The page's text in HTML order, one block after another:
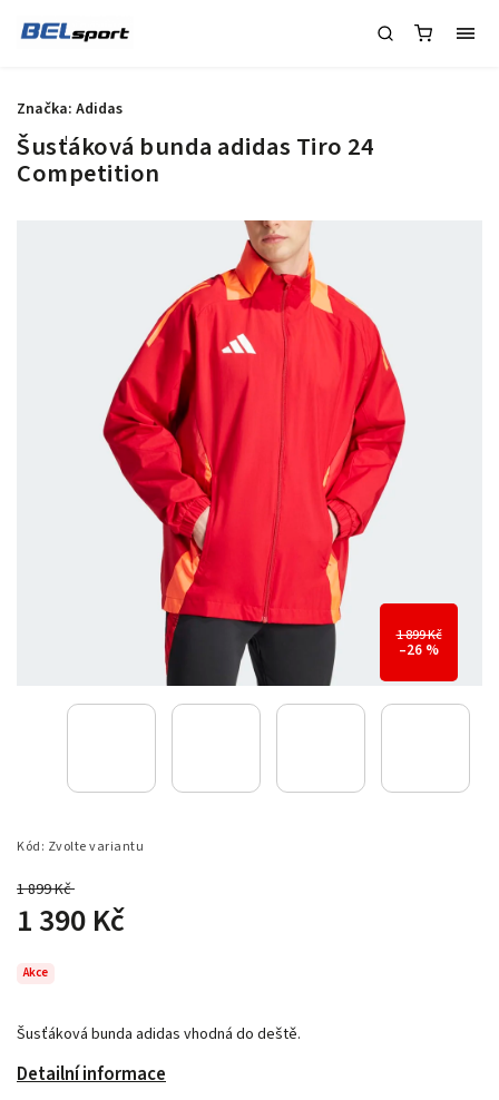
Šusťáková bunda adidas Tiro 24
Competition
1 899 Kč
–26 %
Kód: Zvolte variantu
1 899 Kč
1 390 Kč
Akce
Šusťáková bunda adidas vhodná do deště.
Detailní informace
Značka: Adidas